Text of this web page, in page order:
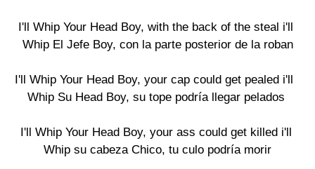
I'll Whip Your Head Boy, with the back of the steal i'll
Whip El Jefe Boy, con la parte posterior de la roban
I'll Whip Your Head Boy, your cap could get pealed i'll
Whip Su Head Boy, su tope podría llegar pelados
I'll Whip Your Head Boy, your ass could get killed i'll
Whip su cabeza Chico, tu culo podría morir